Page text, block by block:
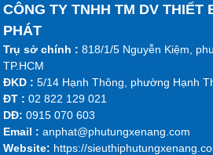
CÔNG TY TNHH TM DV THIẾT
PHÁT
Trụ sở chính : 818/1/5 Nguyễn Kiệm,
TP.HCM
ĐKD :5/14 Hạnh Thông, phường Hạnh
ĐT : 02 822 129 021
DĐ:0915 070 603
Email :anphat@phutungxenang.com
Website: https://